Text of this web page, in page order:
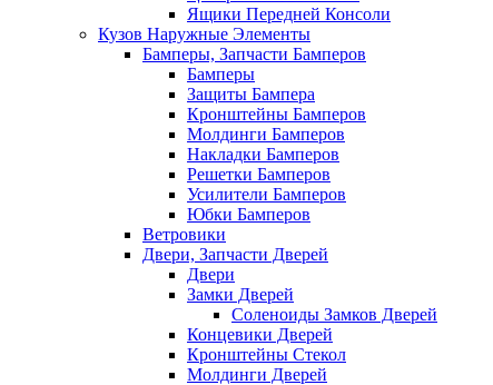
Ящики Передней Консоли
Кузов Наружные Элементы
Бамперы, Запчасти Бамперов
Бамперы
Защиты Бампера
Кронштейны Бамперов
Молдинги Бамперов
Накладки Бамперов
Решетки Бамперов
Усилители Бамперов
Юбки Бамперов
Ветровики
Двери, Запчасти Дверей
Двери
Замки Дверей
Соленоиды Замков Дверей
Концевики Дверей
Кронштейны Стекол
Молдинги Дверей